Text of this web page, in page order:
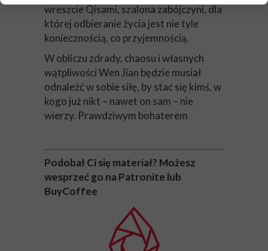
wreszcie Qisami, szalona zabójczyni, dla
której odbieranie życia jest nie tyle
koniecznością, co przyjemnością.
W obliczu zdrady, chaosu i własnych
wątpliwości Wen Jian będzie musiał
odnaleźć w sobie siłę, by stać się kimś, w
kogo już nikt – nawet on sam – nie
wierzy. Prawdziwym bohaterem
Podobał Ci się materiał? Możesz
wesprzeć go na Patronite lub
BuyCoffee